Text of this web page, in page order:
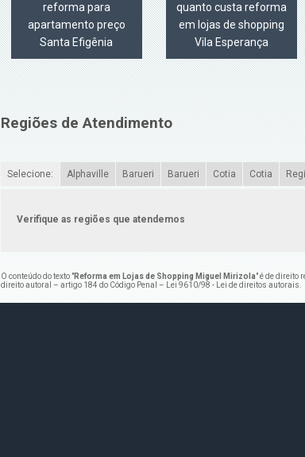
reforma para
apartamento preço
Santa Efigênia
quanto custa reforma
em lojas de shopping
Vila Esperança
Regiões de Atendimento
Selecione: Alphaville Barueri Barueri Cotia Cotia
Verifique as regiões que atendemos
O conteúdo do texto "Reforma em Lojas de Shopping Miguel Mirizola" é de direito
direito autoral – artigo 184 do Código Penal –
Lei 9610/98 - Lei de direitos autorais